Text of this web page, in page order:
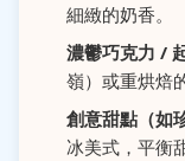
細緻的奶香。
濃鬱巧克力 /
嶺）或重烘焙
創意甜點（如
冰美式，平衡